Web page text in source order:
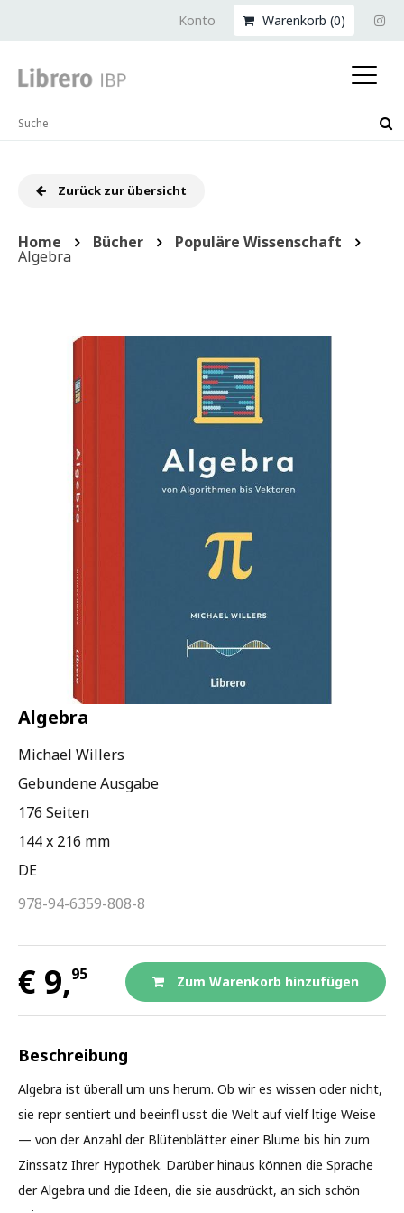
Konto Warenkorb (0)
Zurück zur übersicht
Home Bücher Populäre Wissenschaft
Algebra
Algebra
Michael Willers
Gebundene Ausgabe
176 Seiten
144 x 216 mm
DE
978-94-6359-808-8
€ 9,95 Zum Warenkorb hinzufügen
Beschreibung
Algebra ist überall um uns herum. Ob wir es wissen oder nicht,
sie repr sentiert und beeinfl usst die Welt auf vielf ltige Weise
— von der Anzahl der Blütenblätter einer Blume bis hin zum
Zinssatz Ihrer Hypothek. Darüber hinaus können die Sprache
der Algebra und die Ideen, die sie ausdrückt, an sich schön